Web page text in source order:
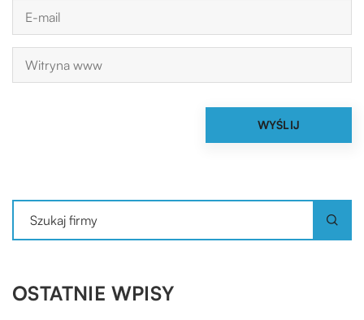
OSTATNIE WPISY